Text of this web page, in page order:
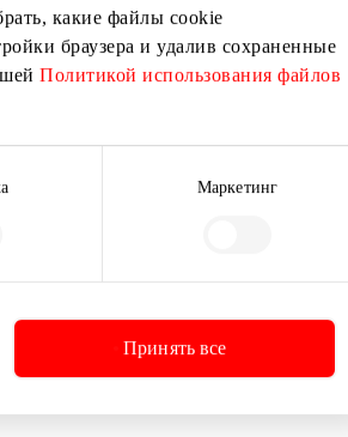
какие файлы cookie
браузера и удалив сохраненные
Политикой использования файлов
Маркетинг
Принять все